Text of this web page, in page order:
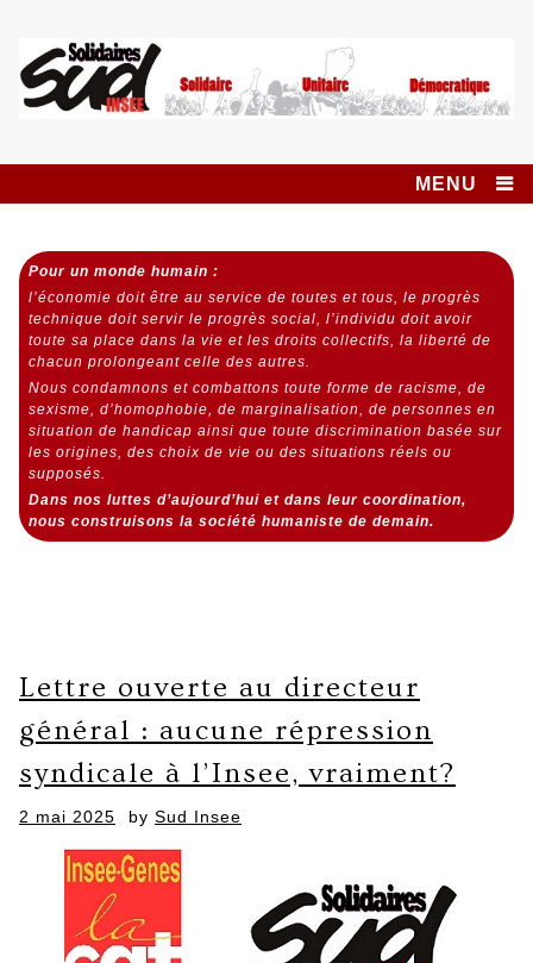
content
Syndicat SUD
INSEE SOLIDAIRES
MENU
Pour un monde humain :
l’économie doit être au service de toutes et tous,le progrès
technique doit servir le progrès social,l’individu doit avoir
toute sa place dans la vie et les droits collectifs, la liberté de
chacun prolongeant celle des autres.
Nous condamnons et combattons toute forme de racisme, de
sexisme, d’homophobie, de marginalisation, de personnes en
situation de handicap ainsi que toute discrimination basée sur
les origines, des choix de vie ou des situations réels ou
supposés.
Dans nos luttes d’aujourd’hui et dans leur coordination,
nous construisons la société humaniste de demain.
Lettre ouverte au directeur
général : aucune répression
syndicale à l’Insee, vraiment?
Posted
2 mai 2025 by Sud Insee